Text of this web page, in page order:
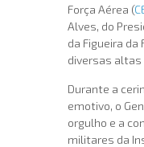
Força Aérea (
Alves, do
da Figueira da
diversas altas
Durante a
emotivo, o
orgulho e a
militares da